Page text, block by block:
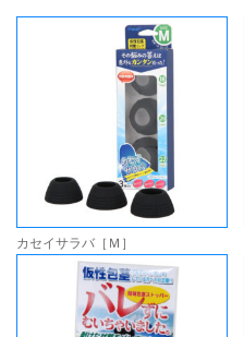
カセイサラバ［Ｍ］